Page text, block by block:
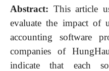
Abstract: This article
evaluate the impact of
accounting software
companies of
indicate that each